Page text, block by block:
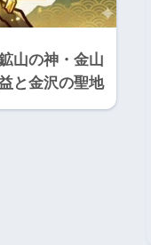
山の神・金山
と金沢の聖地